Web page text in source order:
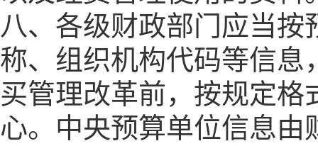
八、各级财政部门应当
称、组织机构代码等信息
买管理改革前，按规定
心。中央预算单位信息